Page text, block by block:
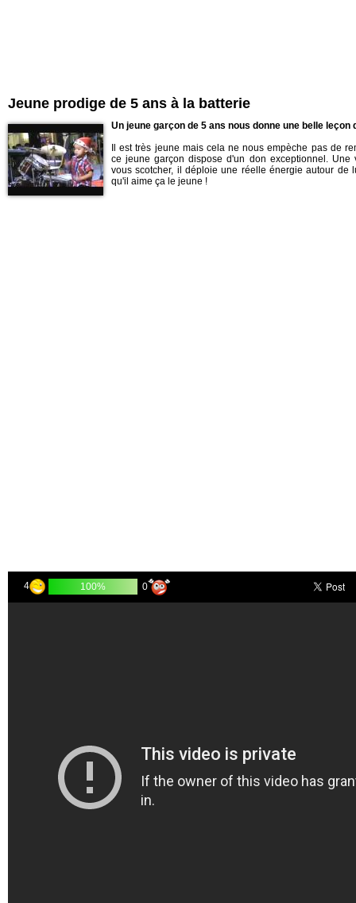
Jeune prodige de 5 ans à la batterie
Un jeune garçon de 5 ans nous donne une belle leçon
Il est très jeune mais cela ne nous empèche pas de
ce jeune garçon dispose d'un don exceptionnel. Une
vous scotcher, il déploie une réelle énergie autour de
qu'il aime ça le jeune !
4 100% 0